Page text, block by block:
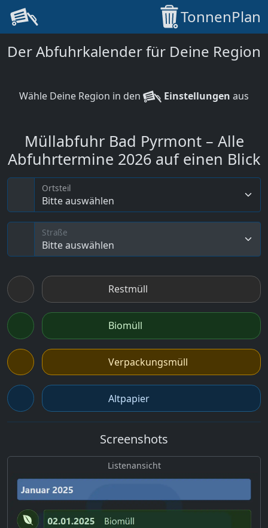
TonnenPlan
Der Abfuhrkalender für Deine Region
Wähle Deine Region in den Einstellungen aus
Müllabfuhr Bad Pyrmont – Alle
Abfuhrtermine 2026 auf einen Blick
Bitte auswählen
Ortsteil
Bitte auswählen
Straße
Restmüll
Biomüll
Verpackungsmüll
Altpapier
Screenshots
Listenansicht